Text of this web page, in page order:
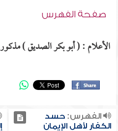
صفحة الفهرس
الأعلام : ( أبو بكر الصديق ) مذكور
الفهرس:حسد
الكفار لأهل الإيمان